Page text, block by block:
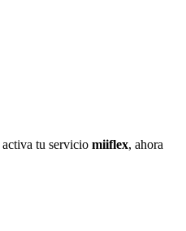
activa tu servicio miiflex, ahora